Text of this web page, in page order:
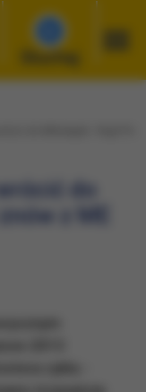
Słuchaj
do
z ME